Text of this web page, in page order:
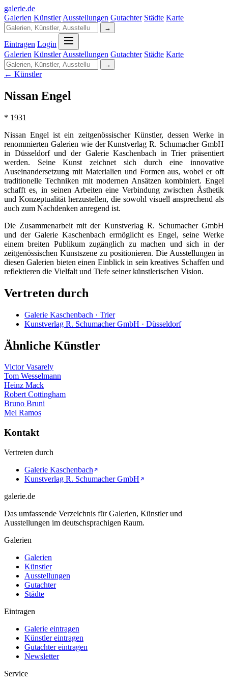
galerie.de
Galerien Künstler Ausstellungen Gutachter Städte Karte
→
Eintragen Login
Galerien Künstler Ausstellungen Gutachter Städte Karte
→
← Künstler
Nissan Engel
* 1931
Nissan Engel ist ein zeitgenössischer Künstler, dessen Werke in
renommierten Galerien wie der Kunstverlag R. Schumacher GmbH
in Düsseldorf und der Galerie Kaschenbach in Trier präsentiert
werden. Seine Kunst zeichnet sich durch eine innovative
Auseinandersetzung mit Materialien und Formen aus, wobei er oft
traditionelle Techniken mit modernen Ansätzen kombiniert. Engel
schafft es, in seinen Arbeiten eine Verbindung zwischen Ästhetik
und Konzeptualität herzustellen, die sowohl visuell ansprechend als
auch zum Nachdenken anregend ist.
Die Zusammenarbeit mit der Kunstverlag R. Schumacher GmbH
und der Galerie Kaschenbach ermöglicht es Engel, seine Werke
einem breiten Publikum zugänglich zu machen und sich in der
zeitgenössischen Kunstszene zu positionieren. Die Ausstellungen in
diesen Galerien bieten einen Einblick in sein kreatives Schaffen und
reflektieren die Vielfalt und Tiefe seiner künstlerischen Vision.
Vertreten durch
Galerie Kaschenbach · Trier
Kunstverlag R. Schumacher GmbH · Düsseldorf
Ähnliche Künstler
Victor Vasarely
Tom Wesselmann
Heinz Mack
Robert Cottingham
Bruno Bruni
Mel Ramos
Kontakt
Vertreten durch
Galerie Kaschenbach
Kunstverlag R. Schumacher GmbH
galerie.de
Das umfassende Verzeichnis für Galerien, Künstler und
Ausstellungen im deutschsprachigen Raum.
Galerien
Galerien
Künstler
Ausstellungen
Gutachter
Städte
Eintragen
Galerie eintragen
Künstler eintragen
Gutachter eintragen
Newsletter
Service